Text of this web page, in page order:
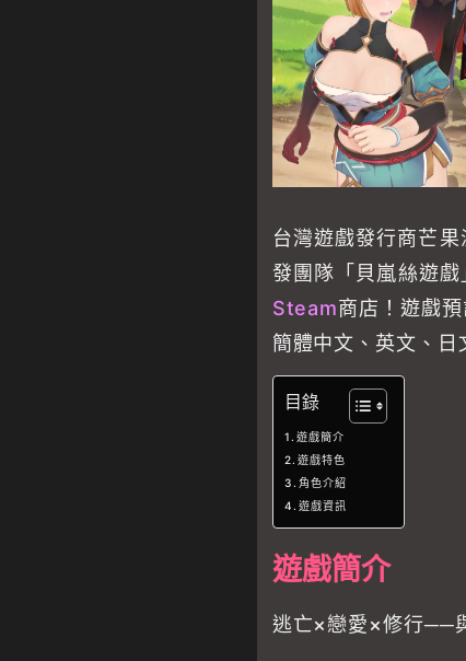
台灣遊戲發行商芒
發團隊「貝嵐絲遊
Steam商店！遊戲
簡體中文、英文、日
目錄
遊戲簡介
遊戲特色
角色介紹
遊戲資訊
遊戲簡介
逃亡×戀愛×修行──